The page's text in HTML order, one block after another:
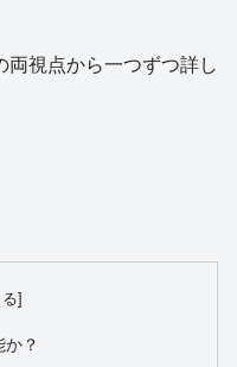
両視点から一つずつ詳し
？